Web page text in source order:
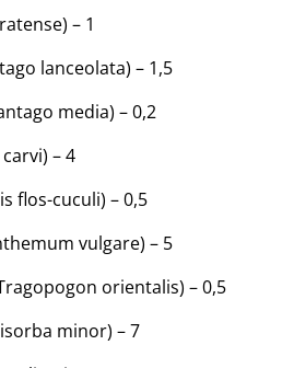
– 1
lanceolata) – 1,5
media) – 0,2
– 4
flos-cuculi) – 0,5
vulgare) – 5
orientalis) – 0,5
minor) – 7